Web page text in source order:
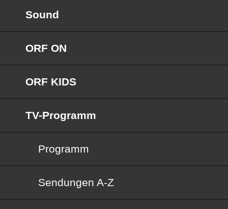
Sound
ORF ON
ORF KIDS
TV-Programm
Programm
Sendungen von A bis Z
Sendungen A-Z